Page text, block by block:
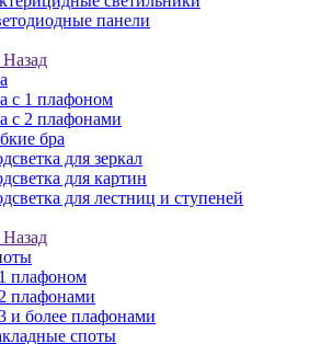
панели
Назад
с 1 плафоном
с 2 плафонами
бра
для зеркал
для картин
для лестниц и ступеней
Назад
плафоном
плафонами
и более плафонами
споты